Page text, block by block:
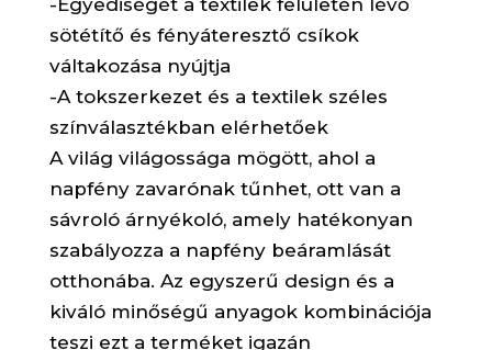
sötétítő és fényáteresztő csíkok
váltakozása nyújtja
-A tokszerkezet és a textilek széles
színválasztékban elérhetőek
A világ világossága mögött, ahol a
napfény zavarónak tűnhet, ott van a
sávroló árnyékoló, amely hatékonyan
szabályozza a napfény beáramlását
otthonába. Az egyszerű design és a
kiváló minőségű anyagok kombinációja
teszi ezt a terméket igazán